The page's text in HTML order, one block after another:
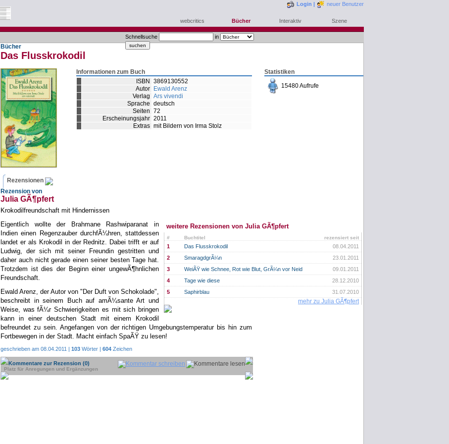
Login | neuer Benutzer
webcritics Bücher Interaktiv Szene
Schnellsuche in
Bücher
Das Flusskrokodil
Statistiken
15480 Aufrufe
Informationen zum Buch
ISBN
3869130552
Autor
Ewald Arenz
Verlag Ars vivendi
Sprache deutsch
Seiten 72
Erscheinungsjahr 2011
Extras mit Bildern von Irma Stolz
Rezensionen
Rezension von
Julia GÃ¶pfert
Krokodilfreundschaft mit Hindernissen
weitere Rezensionen von Julia GÃ¶pfert
# rezensiert seit
Buchtitel
1 08.04.2011
Das Flusskrokodil
2
23.01.2011
SmaragdgrÃ¼n
3
09.01.2011
WeiÃŸ wie Schnee, Rot wie Blut, GrÃ¼n vor Neid
4
28.12.2010
Tage wie diese
5
31.07.2010
Saphirblau
mehr zu Julia GÃ¶pfert
Eigentlich wollte der Brahmane Rashwiparanat in
Indien einen Regenzauber durchfÃ¼hren, stattdessen
landet er als Krokodil in der Rednitz. Dabei trifft er auf
Ludwig, der sich mit seiner Freundin gestritten und
daher auch nicht gerade einen seiner besten Tage hat.
Trotzdem ist dies der Beginn einer ungewÃ¶hnlichen
Freundschaft.
Ewald Arenz, der Autor von "Der Duft von Schokolade",
beschreibt in seinem Buch auf amÃ¼sante Art und
Weise, was fÃ¼r Schwierigkeiten es mit sich bringen
kann in einer deutschen Stadt mit einem Krokodil
befreundet zu sein. Angefangen von der richtigen Umgebungstemperatur bis hin zum
Fortbewegen in der Stadt. Macht einfach SpaÃŸ zu lesen!
geschrieben am 08.04.2011 | 103 Wörter | 604 Zeichen
Kommentare zur Rezension (0)
Platz für Anregungen und Ergänzungen